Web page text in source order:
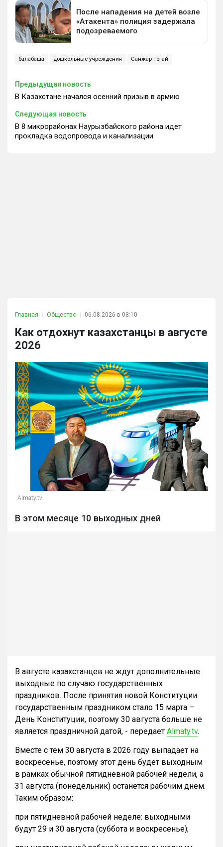
балабақша дошкольные учреждения Санжар Тогай
Предыдущая новость
В Казахстане начался осенний призыв в армию
Следующая новость
В 8 микрорайонах Наурызбайского района идет
прокладка водопровода и канализации
Главная Общество 06.08.2026 в 08:10
Как отдохнут казахстанцы в августе
2026
Almaty.tv
В этом месяце 10 выходных дней
В августе казахстанцев не ждут дополнительные
выходные по случаю государственных
праздников. После принятия новой Конституции
государственным праздником стало 15 марта –
День Конституции, поэтому 30 августа больше не
является праздничной датой, - передает Almaty.tv.
Вместе с тем 30 августа в 2026 году выпадает на
воскресенье, поэтому этот день будет выходным
в рамках обычной пятидневной рабочей недели, а
31 августа (понедельник) останется рабочим днем.
Таким образом:
при пятидневной рабочей неделе: выходными
будут 29 и 30 августа (суббота и воскресенье);